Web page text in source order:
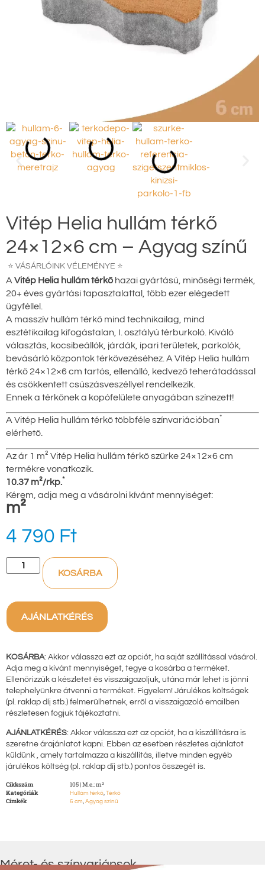
Vitép Helia hullám térkő
24×12×6 cm – Agyag színű
⭐ VÁSÁRLÓINK VÉLEMÉNYE ⭐
A Vitép Helia hullám térkő hazai gyártású, minőségi termék,
20+ éves gyártási tapasztalattal, több ezer elégedett
ügyféllel.
A masszív hullám térkő mind technikailag, mind
esztétikailag kifogástalan, I. osztályú térburkoló. Kiváló
választás, kocsibeállók, járdák, ipari területek, parkolók,
bevásárló központok térkövezéséhez. A Vitép Helia hullám
térkő 24×12×6 cm tartós, ellenálló, kedvező teherátadással
és csökkentett csúszásveszéllyel rendelkezik.
Ennek a térkőnek a kopófelülete anyagában színezett!
A Vitép Helia hullám térkő többféle színvariációban*
elérhető.
Az ár 1 m² Vitép Helia hullám térkő szürke 24×12×6 cm
termékre vonatkozik.
10.37 m²/rkp.*
Kérem, adja meg a vásárolni kívánt mennyiséget:
m²
4 790 Ft
KOSÁRBA
AJÁNLATKÉRÉS
KOSÁRBA: Akkor válassza ezt az opciót, ha saját szállítással vásárol.
Adja meg a kívánt mennyiséget, tegye a kosárba a terméket.
Ellenőrizzük a készletet és visszaigazoljuk, utána már lehet is jönni
telephelyünkre átvenni a terméket. Figyelem! Járulékos költségek
(pl. raklap díj stb.) felmerülhetnek, erről a visszaigazoló emailben
részletesen fogjuk tájékoztatni.
AJÁNLATKÉRÉS: Akkor válassza ezt az opciót, ha a kiszállításra is
szeretne árajánlatot kapni. Ebben az esetben részletes ajánlatot
küldünk , amely tartalmazza a kiszállítás, illetve minden egyéb
járulékos költség (pl. raklap díj stb.) pontos összegét is.
Cikkszám
105 | M.e.: m²
Kategóriák
Hullám térkő, Térkő
Címkék 6 cm, Agyag színű
Méret- és színvariánsok